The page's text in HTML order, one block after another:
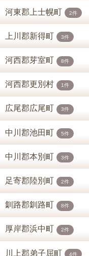
河東郡上士幌町 2件
上川郡新得町 3件
河西郡芽室町 8件
河西郡更別村 1件
広尾郡広尾町 3件
中川郡池田町 5件
中川郡本別町 3件
足寄郡陸別町 2件
釧路郡釧路町 8件
厚岸郡浜中町 2件
川上郡弟子屈町 4件